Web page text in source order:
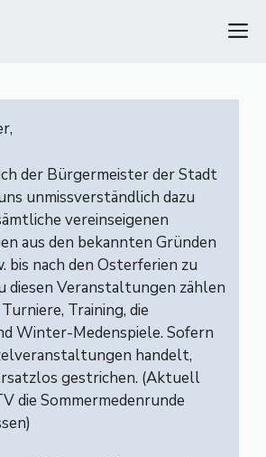
der Bürgermeister der Stadt
unmissverständlich dazu
vereinseigenen
aus den bekannten Gründen
bis nach den Osterferien zu
diesen Veranstaltungen zählen
Training, die
Winter-Medenspiele. Sofern
handelt,
gestrichen. (Aktuell
die Sommermedenrunde